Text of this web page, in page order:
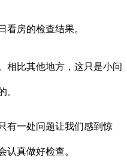
看房的检查结果。
相比其他地方，这只是小问
。
有一处问题让我们感到惊
认真做好检查。